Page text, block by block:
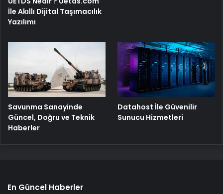
İle Akıllı Dijital Taşımacılık
Yazılımı
Savunma Sanayinde
Güncel, Doğru ve Teknik
Haberler
Datahost İle Güvenilir
Sunucu Hizmetleri
En Güncel Haberler